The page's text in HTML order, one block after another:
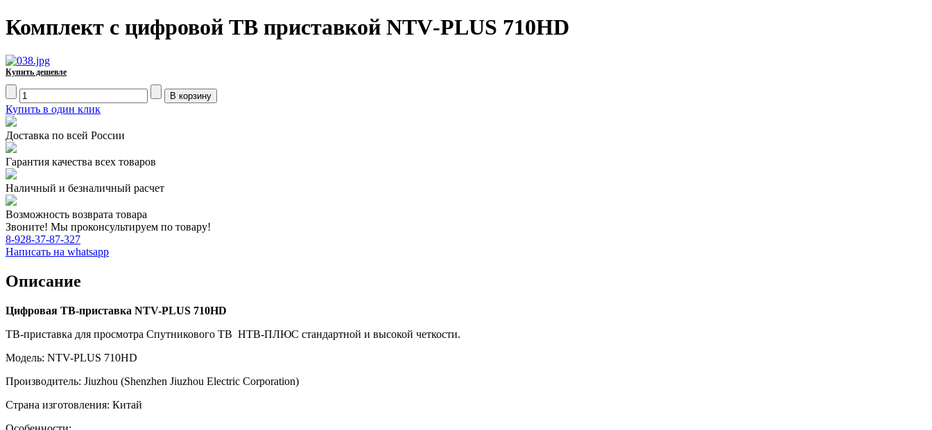
Комплект с цифровой ТВ приставкой NTV‑PLUS 710HD
Купить дешевле
Купить в один клик
Доставка по всей России
Гарантия качества всех товаров
Наличный и безналичный расчет
Возможность возврата товара
Звоните! Мы проконсультируем по товару!
8-928-37-87-327
Написать на whatsapp
Описание
Цифровая ТВ‑приставка NTV-PLUS 710HD
ТВ-приставка для просмотра Спутникового ТВ НТВ-ПЛЮС стандартной и высокой четкости.
Модель: NTV-PLUS 710HD
Производитель: Jiuzhou (Shenzhen Jiuzhou Electric Corporation)
Страна изготовления: Китай